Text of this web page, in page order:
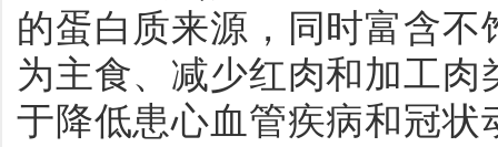
的蛋白质来源，同时富含
为主食、减少红肉和加工
于降低患心血管疾病和冠